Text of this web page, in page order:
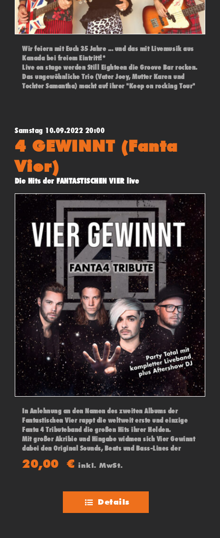
Wir feiern mit Euch 35 Jahre ... und das mit Livemusik aus
Kanada bei freiem Eintritt!*
Live on stage werden Still Eighteen die Groove Bar rocken.
Das ungewöhnliche Trio (Vater Joey, Mutter Karen und
Tochter Samantha) macht auf ihrer "Keep on rocking Tour"
Einlass ab 19 Uhr - Beginn 20 Uhr - (*"Pay what you want"
- Konzert)
Samstag 10.09.2022 20:00
4 GEWINNT (Fanta
Vier)
Die Hits der FANTASTISCHEN VIER live
In Anlehnung an den Namen des zweiten Albums der
Fantastischen Vier rappt die weltweit erste und einzige
Fanta 4 Tributeband die großen Hits ihrer Helden.
Mit großer Akribie und Hingabe widmen sich Vier Gewinnt
dabei den Original Sounds, Beats und Bass-Lines der
Sprechgesänge ihrer Vorbilder zum Besten.
20,00€ inkl. MwSt.
Details